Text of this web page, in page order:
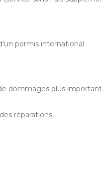
permis international
dommages plus
réparations